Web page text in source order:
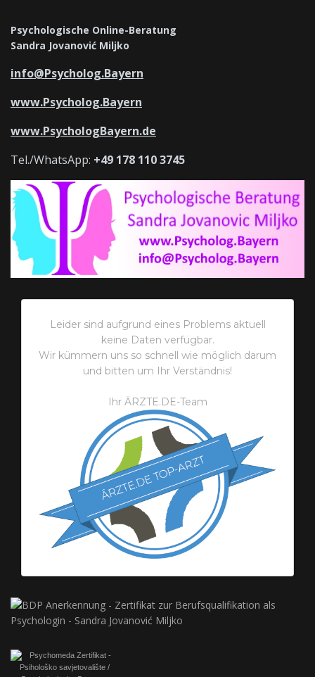
Psychologische Online-Beratung
Sandra Jovanović Miljko
info@Psycholog.Bayern
www.Psycholog.Bayern
www.PsychologBayern.de
Tel./WhatsApp: +49 178 110 3745
Leider sind aufgrund eines Problems aktuell
keine Daten verfügbar.
Wir kümmern uns so schnell wie möglich darum
und bitten um Ihr Verständnis!
Ihr ÄRZTE.DE-Team